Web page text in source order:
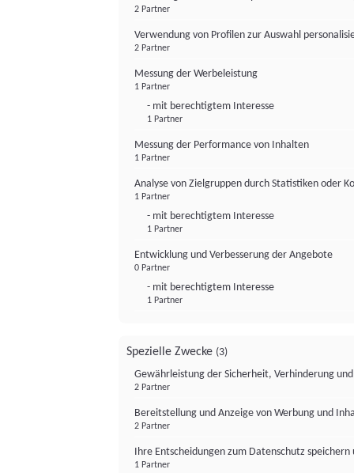
2 Partner
Verwendung von Profilen zur Auswahl
2 Partner
Messung der Werbeleistung
1 Partner
- mit berechtigtem Interesse
1 Partner
Messung der Performance von Inhalten
1 Partner
Analyse von Zielgruppen durch Statistiken oder
1 Partner
- mit berechtigtem Interesse
1 Partner
Entwicklung und Verbesserung der Angebote
0 Partner
- mit berechtigtem Interesse
1 Partner
Spezielle Zwecke (3)
Gewährleistung der Sicherheit, Verhinderung
2 Partner
Bereitstellung und Anzeige von Werbung und
2 Partner
Ihre Entscheidungen zum Datenschutz
1 Partner